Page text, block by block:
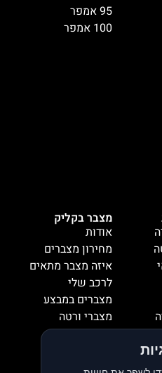
מצבר בקליק
אודות
מחירון מצברים
איזה מצבר מתאים
לרכב שלי
מצברים במבצע
מצברי ורטה
מצברי שנפ
אזורי שירות
95 אמפר
100 אמפר